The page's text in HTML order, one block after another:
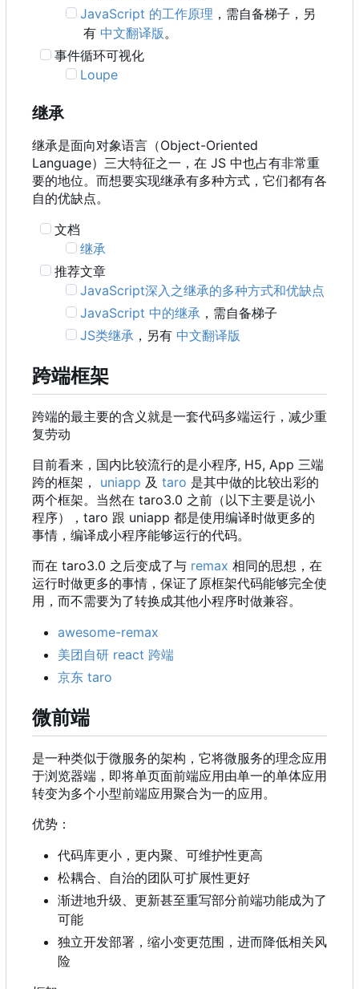
JavaScript 的工作原理 ，需自备梯子，另
有 中文翻译版 。
事件循环可视化
Loupe
继承
继承是面向对象语言 （Object-Oriented
Language） 三大特征之一 ， 在 JS 中也占有非常重
要的地位。而想要实现继承有多种方式，它们都有各
自的优缺点。
文档
继承
推荐文章
JavaScript深入之继承的多种方式和优缺点
JavaScript 中的继承 ，需自备梯子
JS类继承 ，另有 中文翻译版
跨端框架
跨端的最主要的含义就是一套代码多端运行，减少重
复劳动
目前看来，国内比较流行的是小程序, H5, App 三端
跨的框架， uniapp 及 taro 是其中做的比较出彩的
两个框架。当然在 taro3.0 之前 （以下主要是说小
程序） ， taro 跟 uniapp 都是使用编译时做更多的
事情，编译成小程序能够运行的代码。
而在 taro3.0 之后变成了与 remax 相同的思想，在
运行时做更多的事情，保证了原框架代码能够完全使
用，而不需要为了转换成其他小程序时做兼容。
awesome-remax
美团自研 react 跨端
京东 taro
微前端
是一种类似于微服务的架构，它将微服务的理念应用
于浏览器端，即将单页面前端应用由单一的单体应用
转变为多个小型前端应用聚合为一的应用。
优势：
代码库更小，更内聚、可维护性更高
松耦合、自治的团队可扩展性更好
渐进地升级、更新甚至重写部分前端功能成为了
可能
独立开发部署，缩小变更范围，进而降低相关风
险